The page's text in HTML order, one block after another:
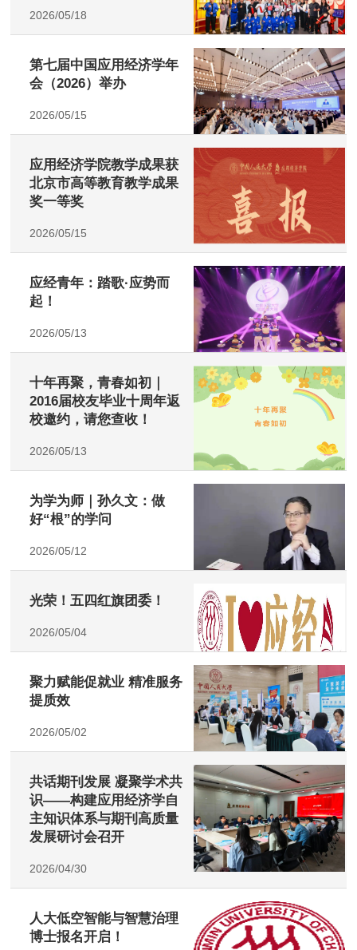
2026/05/18
第七届中国应用经济学年
会（2026）举办
2026/05/15
应用经济学院教学成果获
北京市高等教育教学成果
奖一等奖
2026/05/15
应经青年：踏歌·应势而
起！
2026/05/13
十年再聚，青春如初｜
2016届校友毕业十周年返
校邀约，请您查收！
2026/05/13
为学为师｜孙久文：做
好“根”的学问
2026/05/12
光荣！五四红旗团委！
2026/05/04
聚力赋能促就业 精准服务
提质效
2026/05/02
共话期刊发展 凝聚学术共
识——构建应用经济学自
主知识体系与期刊高质量
发展研讨会召开
2026/04/30
人大低空智能与智慧治理
博士报名开启！